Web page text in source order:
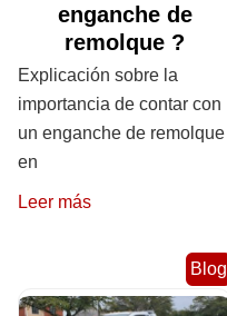
enganche de
remolque ?
Explicación sobre la
importancia de contar con
un enganche de remolque
en
Leer más
Blog